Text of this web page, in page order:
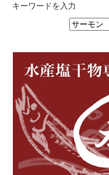
キーワードを入力